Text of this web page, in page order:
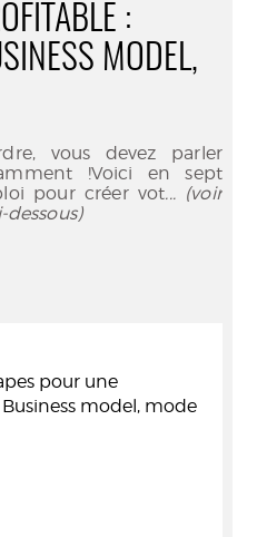
:
MODEL,
vous devez parler
!Voici en sept
pour créer vot... (voir
pour une
model, mode